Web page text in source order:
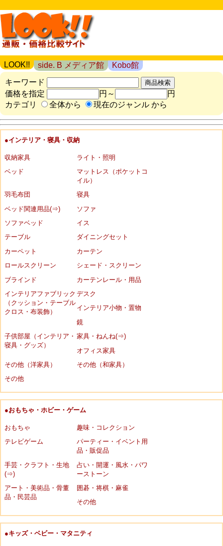
LOOK!! side. B メディア館
Kobo館
キーワード
価格を指定
円～
円
カテゴリ
全体から 現在のジャンル から
●インテリア・寝具・収納
収納家具
ライト・照明
ベッド
マットレス（ポケットコ
イル）
羽毛布団
寝具
ベッド関連用品(⇒)
ソファ
ソファベッド
イス
テーブル
ダイニングセット
カーペット
カーテン
ロールスクリーン
シェード・スクリーン
ブラインド
カーテンレール・用品
インテリアファブリック
（クッション・テーブル
クロス・布装飾）
デスク
インテリア小物・置物
鏡
子供部屋（インテリア・
寝具・グッズ）
家具・ねんね(⇒)
オフィス家具
その他（洋家具）
その他（和家具）
その他
●おもちゃ・ホビー・ゲーム
おもちゃ
趣味・コレクション
テレビゲーム
パーティー・イベント用
品・販促品
手芸・クラフト・生地
(⇒)
占い・開運・風水・パワ
ーストーン
アート・美術品・骨董
品・民芸品
囲碁・将棋・麻雀
その他
●キッズ・ベビー・マタニティ